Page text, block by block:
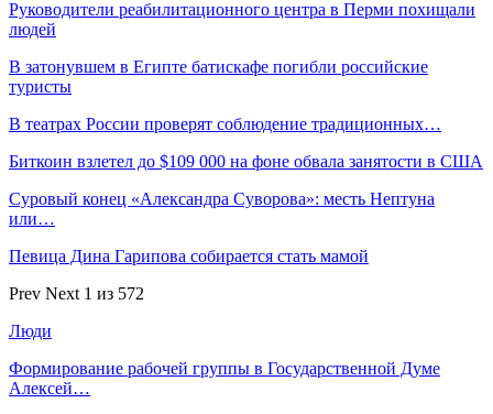
Руководители реабилитационного центра в Перми похищали
людей
В затонувшем в Египте батискафе погибли российские
туристы
В театрах России проверят соблюдение традиционных…
Биткоин взлетел до $109 000 на фоне обвала занятости в США
Суровый конец «Александра Суворова»: месть Нептуна
или…
Певица Дина Гарипова собирается стать мамой
Prev Next 1 из 572
Люди
Формирование рабочей группы в Государственной Думе
Алексей…